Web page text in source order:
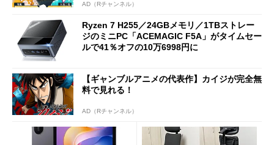
AD（Rチャンネル）
Ryzen 7 H255／24GBメモリ／1TBストレー
ジのミニPC「ACEMAGIC F5A」がタイムセー
ルで41％オフの10万6998円に
【ギャンブルアニメの代表作】カイジが完全無
料で見れる！
AD（Rチャンネル）